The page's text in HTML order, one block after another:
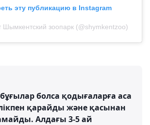
эту публикацию в Instagram
Шымкентский зоопарк (@shymkentzoo)
болса қодығаларға аса
қарайды және қасынан
Алдағы 3-5 ай